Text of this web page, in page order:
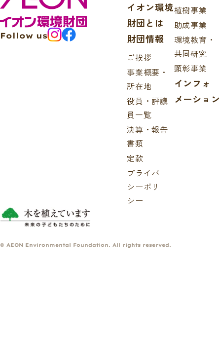
Follow us
イオン環境
財団とは
財団情報
ご挨拶
事業概要・
所在地
役員・評議
員一覧
決算・報告
書類
定款
プライバ
シーポリ
シー
植樹事業
助成事業
環境教育・
共同研究
顕彰事業
インフォ
メーション
© AEON Environmental Foundation. All rights reserved.